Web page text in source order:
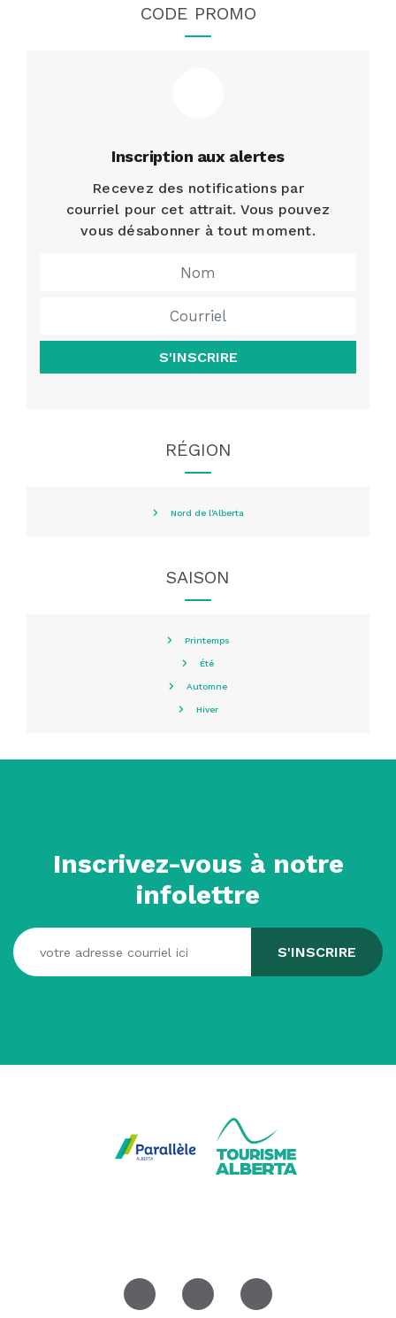
CODE PROMO
Inscription aux alertes
Recevez des notifications par
courriel pour cet attrait. Vous pouvez
vous désabonner à tout moment.
S'INSCRIRE
RÉGION
Nord de l'Alberta
SAISON
Printemps
Été
Automne
Hiver
Inscrivez-vous à notre
infolettre